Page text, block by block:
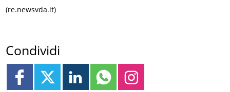
(re.newsvda.it)
Condividi